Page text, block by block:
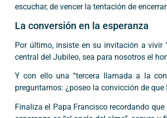
escuchar, de vencer la tentación de
La conversión en la esperanza
Por último, insiste en su invitación a vivir
central del Jubileo, sea para nosotros el
Y con ello una “tercera llamada a la
preguntarnos: ¿poseo la convicción de
Finaliza el Papa Francisco recordando